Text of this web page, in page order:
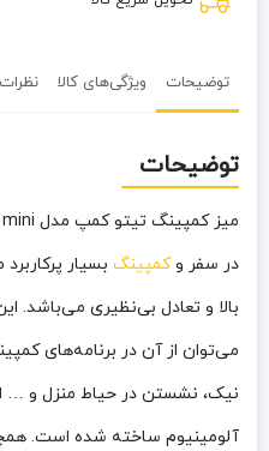
توضیحات ویژگی‌های کالا نظرات
توضیحات
در سفر وکمپینگ بسیار
بالا و تعادل بی‌نظیری می‌باشد.
می‌توان از آن در برنامه‌های
نیک، نشستن در حیاط منزل و …
آلومینیوم ساخته شده است.